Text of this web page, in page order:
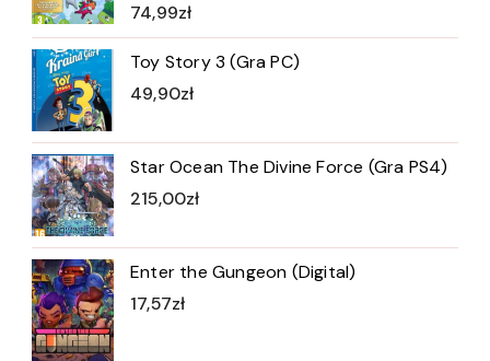
74,99zł
Toy Story 3 (Gra PC)
49,90zł
Star Ocean The Divine Force (Gra PS4)
215,00zł
Enter the Gungeon (Digital)
17,57zł